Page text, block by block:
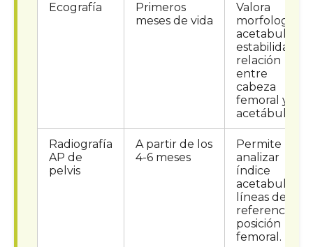
Ecografía
Primeros
meses de vida
Valora
morfología
acetabular,
estabilidad y
relación
entre
cabeza
femoral y
acetábulo.
Radiografía
AP de
pelvis
A partir de los
4-6 meses
Permite
analizar
índice
acetabular,
líneas de
referencia y
posición
femoral.